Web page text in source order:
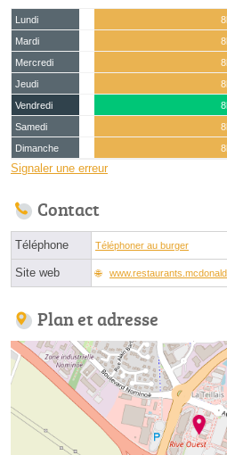
Lundi
Mardi
Mercredi
Jeudi
Vendredi
Samedi
Dimanche
Signaler une erreur
Contact
Téléphone Téléphoner au burger
Site web
Plan et adresse